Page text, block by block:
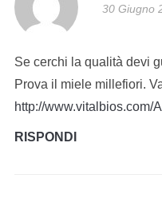
30 Giugno
Se cerchi la qualità devi
Prova il miele millefiori.
http://www.vitalbios.com/
RISPONDI